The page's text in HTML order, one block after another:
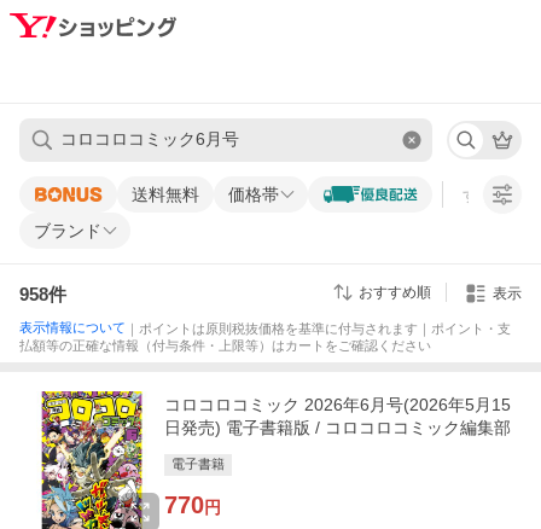
送料無料 価格帯 すべての条
ブランド
958件 おすすめ順 表示
表示情報について ｜ポイントは原則税抜価格を基準に付与されます｜ポイント・支
払額等の正確な情報（付与条件・上限等）はカートをご確認ください
コロコロコミック 2026年6月号(2026年5月15
日発売) 電子書籍版 / コロコロコミック編集部
電子書籍
770円